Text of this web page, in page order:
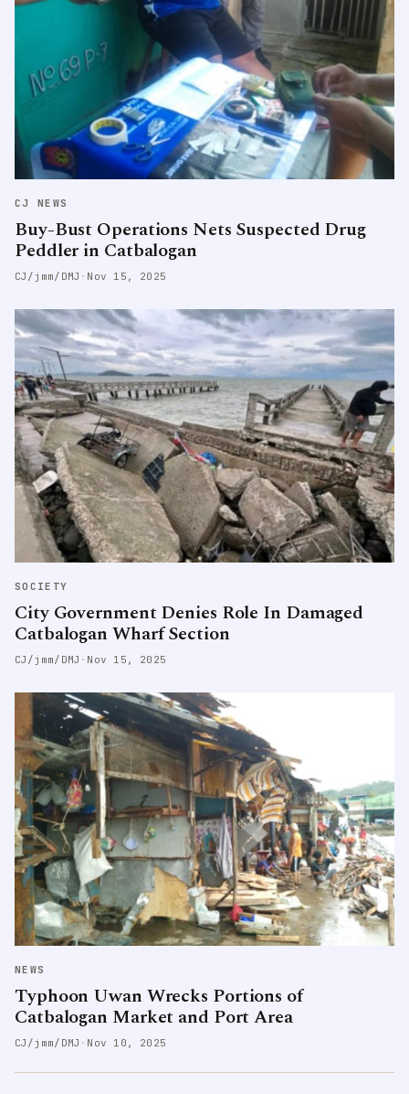
CJ NEWS
Buy-Bust Operations Nets Suspected Drug
Peddler in Catbalogan
CJ/jmm/DMJ · Nov 15, 2025
SOCIETY
City Government Denies Role In Damaged
Catbalogan Wharf Section
CJ/jmm/DMJ · Nov 15, 2025
NEWS
Typhoon Uwan Wrecks Portions of
Catbalogan Market and Port Area
CJ/jmm/DMJ · Nov 10, 2025